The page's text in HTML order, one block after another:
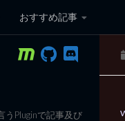
おすすめ記事
ンピュ
うPluginで記事及び